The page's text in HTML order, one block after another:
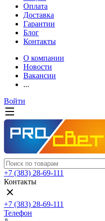
Оплата
Доставка
Гарантии
Блог
Контакты
О компании
Новости
Вакансии
...
Войти
+7 (383) 28-69-111
Контакты
+7 (383) 28-69-111
Телефон